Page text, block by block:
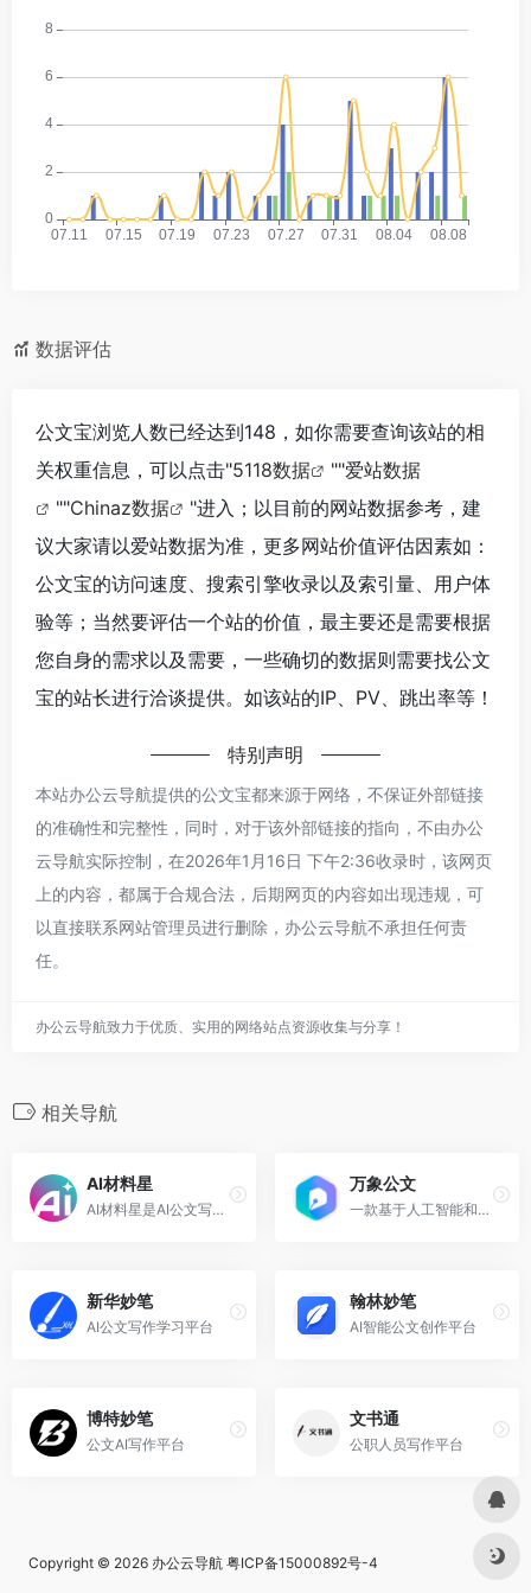
数据评估
公文宝浏览人数已经达到148，如你需要查询该站的相
关权重信息，可以点击"5118数据 ""爱站数据
""Chinaz数据
"进入；以目前的网站数据参考，建
议大家请以爱站数据为准，更多网站价值评估因素如：
公文宝的访问速度、搜索引擎收录以及索引量、用户体
验等；当然要评估一个站的价值，最主要还是需要根据
您自身的需求以及需要，一些确切的数据则需要找公文
宝的站长进行洽谈提供。如该站的IP、PV、跳出率等！
特别声明
本站办公云导航提供的公文宝都来源于网络，不保证外部链接
的准确性和完整性，同时，对于该外部链接的指向，不由办公
云导航实际控制，在2026年1月16日 下午2:36收录时，该网页
上的内容，都属于合规合法，后期网页的内容如出现违规，可
以直接联系网站管理员进行删除，办公云导航不承担任何责
任。
办公云导航致力于优质、实用的网络站点资源收集与分享！
相关导航
AI材料星
AI材料星是AI公文写作平台，除高质量公文文库、写作素材库外，具备AI公文写作、AI文章纠错、AI文思泉涌、AI材小星、AI一键排版、AIPPT制作等10大AI核心能力，1W+字公文材料只需90秒
万象公文
一款基于人工智能和大模型技术的公文智能辅助系统，旨在为政企单位提供一站式公文知识赋能和智慧写作服务
新华妙笔
AI公文写作学习平台
翰林妙笔
AI智能公文创作平台
博特妙笔
公文AI写作平台
文书通
公职人员写作平台
Copyright © 2026 办公云导航 粤ICP备15000892号-4